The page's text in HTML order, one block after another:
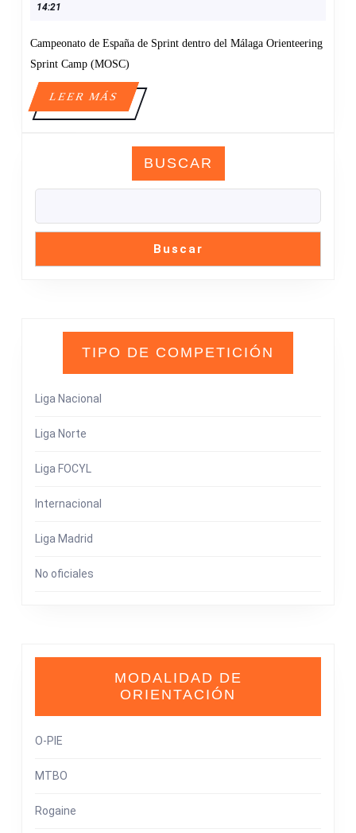
14:21
Campeonato de España de Sprint dentro del Málaga Orienteering
Sprint Camp (MOSC)
LEER MÁSLEER
MÁS
BUSCAR
Buscar
TIPO DE COMPETICIÓN
Liga Nacional
Liga Norte
Liga FOCYL
Internacional
Liga Madrid
No oficiales
MODALIDAD DE
ORIENTACIÓN
O-PIE
MTBO
Rogaine